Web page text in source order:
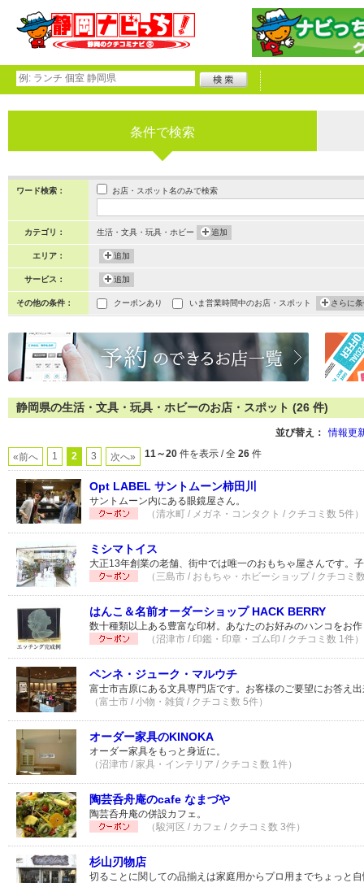
条件で検索
ワード検索： お店・スポット名のみで検索
カテゴリ： 生活・文具・玩具・ホビー 追加
エリア： 追加
サービス： 追加
その他の条件： クーポンあり いま営業時間中のお店・スポット さらに
静岡県の生活・文具・玩具・ホビーのお店・スポット (26 件)
並び替え： 情報更
«前へ 1 2 3 次へ» 11～20 件を表示 / 全 26 件
Opt LABEL サントムーン柿田川
サントムーン内にある眼鏡屋さん。
（清水町 / メガネ・コンタクト / クチコミ数 5件）
ミシマトイス
大正13年創業の老舗、街中では唯一のおもちゃ屋さんです。
（三島市 / おもちゃ・ホビーショップ / クチコミ
はんこ＆名前オーダーショップ HACK BERRY
数十種類以上ある豊富な印材。あなたのお好みのハンコをお
（沼津市 / 印鑑・印章・ゴム印 / クチコミ数 1件）
ペンネ・ジューク・マルウチ
富士市吉原にある文具専門店です。お客様のご要望にお答え
（富士市 / 小物・雑貨 / クチコミ数 5件）
オーダー家具のKINOKA
オーダー家具をもっと身近に。
（沼津市 / 家具・インテリア / クチコミ数 1件）
陶芸呑舟庵のcafe なまづや
陶芸呑舟庵の併設カフェ。
（駿河区 / カフェ / クチコミ数 3件）
杉山刃物店
切ることに関しての品揃えは家庭用からプロ用までちょっと